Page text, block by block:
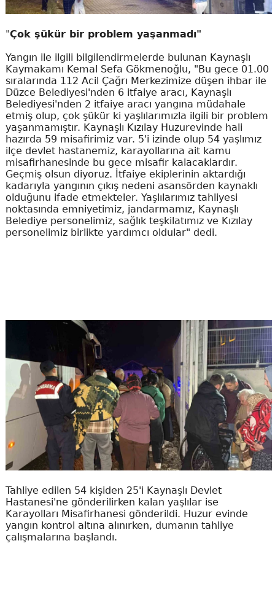
"Çok şükür bir problem yaşanmadı"
Yangın ile ilgili bilgilendirmelerde bulunan Kaynaşlı
Kaymakamı Kemal Sefa Gökmenoğlu, "Bu gece 01.00
sıralarında 112 Acil Çağrı Merkezimize düşen ihbar ile
Düzce Belediyesi'nden 6 itfaiye aracı, Kaynaşlı
Belediyesi'nden 2 itfaiye aracı yangına müdahale
etmiş olup, çok şükür ki yaşlılarımızla ilgili bir problem
yaşanmamıştır. Kaynaşlı Kızılay Huzurevinde hali
hazırda 59 misafirimiz var. 5'i izinde olup 54 yaşlımız
ilçe devlet hastanemiz, karayollarına ait kamu
misafirhanesinde bu gece misafir kalacaklardır.
Geçmiş olsun diyoruz. İtfaiye ekiplerinin aktardığı
kadarıyla yangının çıkış nedeni asansörden kaynaklı
olduğunu ifade etmekteler. Yaşlılarımız tahliyesi
noktasında emniyetimiz, jandarmamız, Kaynaşlı
Belediye personelimiz, sağlık teşkilatımız ve Kızılay
personelimiz birlikte yardımcı oldular" dedi.
Tahliye edilen 54 kişiden 25'i Kaynaşlı Devlet
Hastanesi'ne gönderilirken kalan yaşlılar ise
Karayolları Misafirhanesi gönderildi. Huzur evinde
yangın kontrol altına alınırken, dumanın tahliye
çalışmalarına başlandı.